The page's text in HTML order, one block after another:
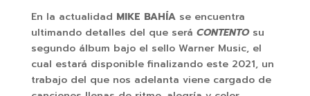
En la actualidad MIKE BAHÍAse encuentra
ultimando detalles del que será CONTENTOsu
segundo álbum bajo el sello Warner Music, el
cual estará disponible finalizando este 2021, un
trabajo del que nos adelanta viene cargado de